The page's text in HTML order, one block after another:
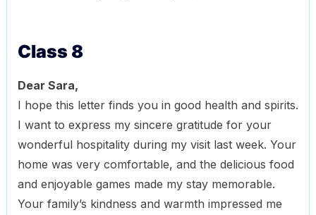
Class 8
Dear Sara,
I hope this letter finds you in good health and spirits.
I want to express my sincere gratitude for your
wonderful hospitality during my visit last week. Your
home was very comfortable, and the delicious food
and enjoyable games made my stay memorable.
Your family’s kindness and warmth impressed me